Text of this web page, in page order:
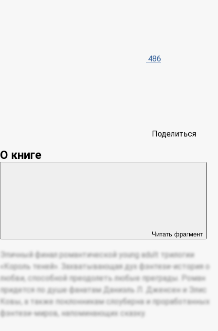
486
Поделиться
О книге
Читать фрагмент
Эпичный финал романтической young adult трилогии
«Король теней». Захватывающая дух фэнтези-история о
любви, способной преодолеть любые преграды. Роман
придется по душе фанатам Даниэль Л. Дженсен и Элис
Ковы, а также поклонникам слоуберна и проработанных
фэнтези-миров, напоминающих сказку.